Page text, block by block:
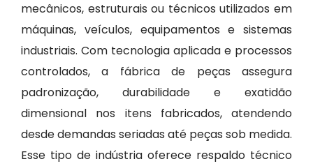
mecânicos, estruturais ou técnicos utilizados em
máquinas, veículos, equipamentos e sistemas
industriais. Com tecnologia aplicada e processos
controlados, a fábrica de peças assegura
padronização, durabilidade e exatidão
dimensional nos itens fabricados, atendendo
desde demandas seriadas até peças sob medida.
Esse tipo de indústria oferece respaldo técnico